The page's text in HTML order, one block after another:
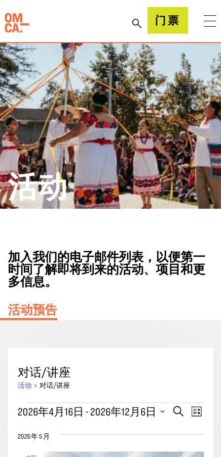
到
内
容
加州奥克兰博物馆(OMCA) 门票
活动
加入我们的电子邮件列表，以便第一
时间了解即将到来的活动、项目和更
多信息。
活动预告
对话/讲座
活动 对话/讲座
活
活
搜
索
搜
事
视
图
列
2026年4月16日 - 2026年12月6日
择
2026 年 5 月